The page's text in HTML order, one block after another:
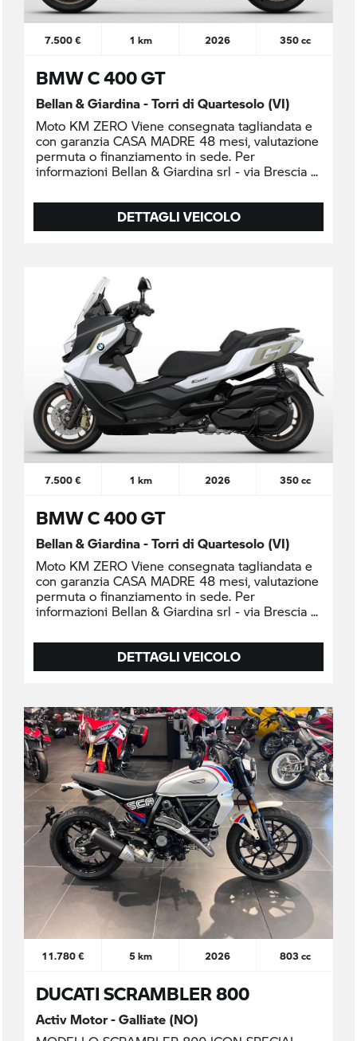
7.500 € 1 km 2026 350 cc
BMW C 400 GT
Bellan & Giardina - Torri di Quartesolo (VI)
Moto KM ZERO Viene consegnata tagliandata e
con garanzia CASA MADRE 48 mesi, valutazione
permuta o finanziamento in sede. Per
informazioni Bellan & Giardina srl - via Brescia
DETTAGLI VEICOLO
7.500 € 1 km 2026 350 cc
BMW C 400 GT
Bellan & Giardina - Torri di Quartesolo (VI)
Moto KM ZERO Viene consegnata tagliandata e
con garanzia CASA MADRE 48 mesi, valutazione
permuta o finanziamento in sede. Per
informazioni Bellan & Giardina srl - via Brescia
DETTAGLI VEICOLO
11.780 € 5 km 2026 803 cc
DUCATI SCRAMBLER 800
Activ Motor - Galliate (NO)